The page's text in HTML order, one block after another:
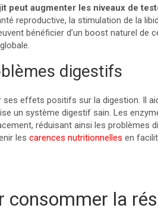
peut augmenter les niveaux de
reproductive, la stimulation de la
bénéficier d’un boost naturel de
digestifs
effets positifs sur la digestion. Il
un système digestif sain. Les
réduisant ainsi les problèmes
lescarences nutritionnelles en
consommer la